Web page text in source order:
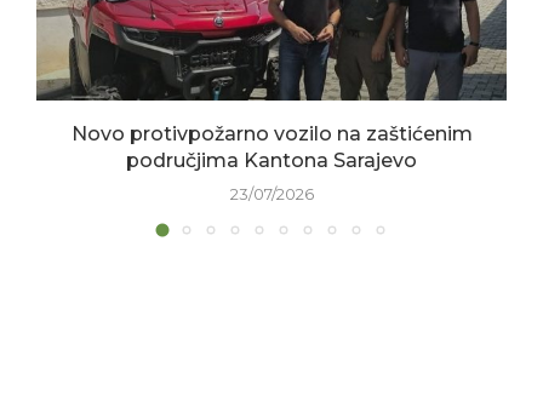
Novo protivpožarno vozilo na zaštićenim
područjima Kantona Sarajevo
23/07/2026